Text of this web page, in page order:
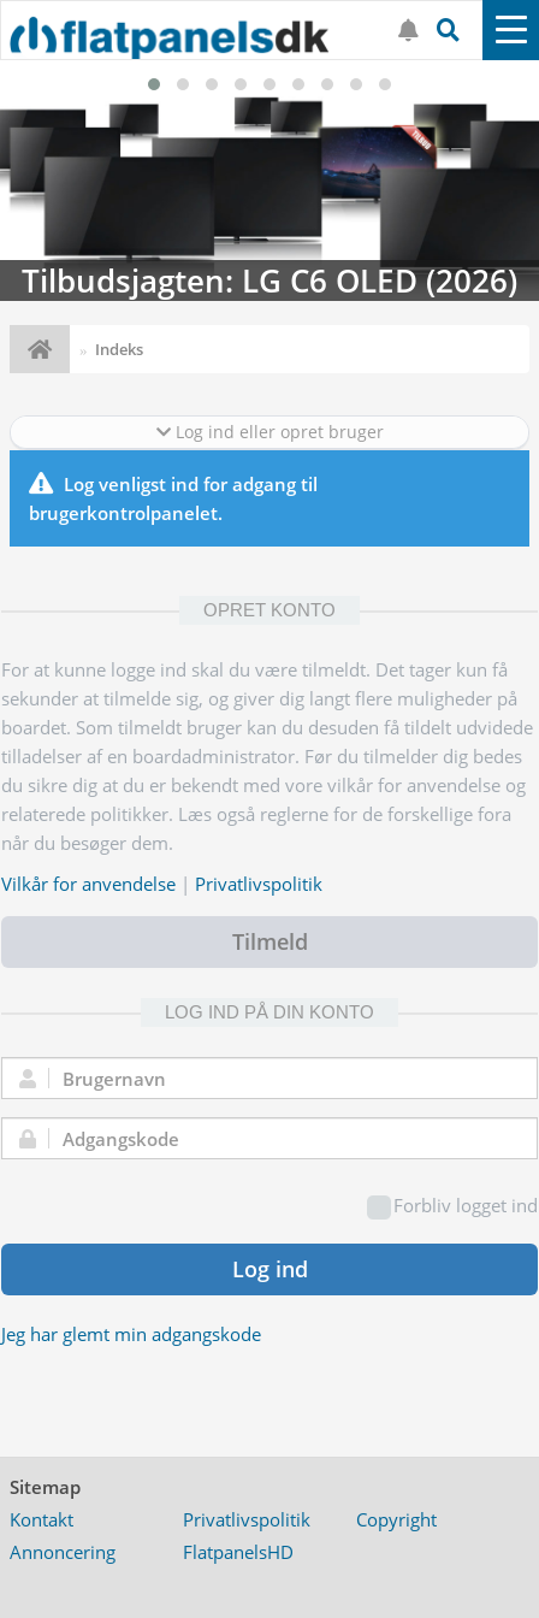
Tilbudsjagten: LG C6 OLED (2026)
Indeks
Log ind eller opret bruger
Log venligst ind for adgang til
brugerkontrolpanelet.
OPRET KONTO
For at kunne logge ind skal du være tilmeldt. Det tager kun få
sekunder at tilmelde sig, og giver dig langt flere muligheder på
boardet. Som tilmeldt bruger kan du desuden få tildelt udvidede
tilladelser af en boardadministrator. Før du tilmelder dig bedes
du sikre dig at du er bekendt med vore vilkår for anvendelse og
relaterede politikker. Læs også reglerne for de forskellige fora
når du besøger dem.
Vilkår for anvendelse | Privatlivspolitik
Tilmeld
LOG IND PÅ DIN KONTO
Brugernavn:
Adgangskode:
Forbliv logget ind
Log ind
Jeg har glemt min adgangskode
Sitemap
Kontakt
Privatlivspolitik
Copyright
Annoncering
FlatpanelsHD